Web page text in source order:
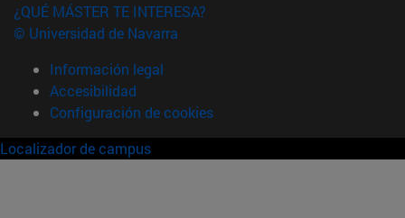
¿QUÉ MÁSTER TE INTERESA?
© Universidad de Navarra
Información legal
Accesibilidad
Configuración de cookies
Localizador de campus